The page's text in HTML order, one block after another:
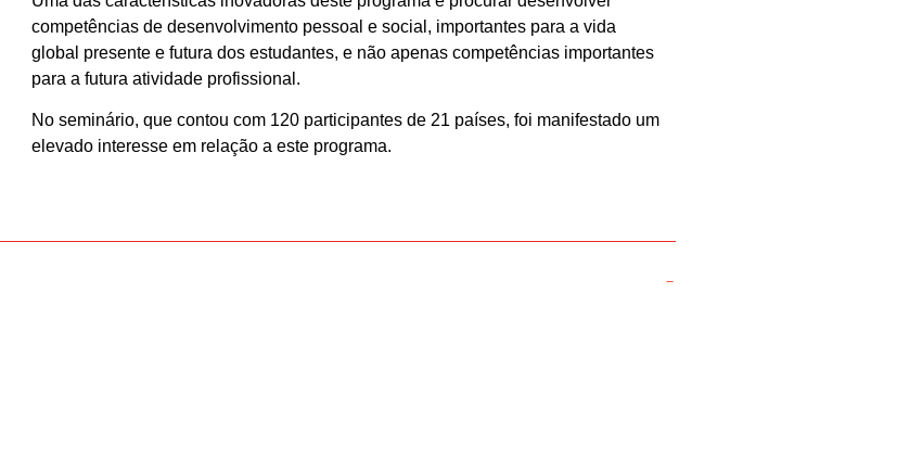
competências de desenvolvimento pessoal e social, importantes para a vida
global presente e futura dos estudantes, e não apenas competências importantes
para a futura atividade profissional.
No seminário, que contou com 120 participantes de 21 países, foi manifestado um
elevado interesse em relação a este programa.